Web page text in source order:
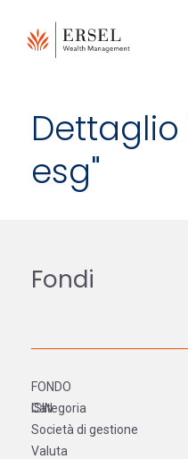
CONTENUTO
PRINCIPALE
PAGINA
Dettaglio
esg"
Fondi